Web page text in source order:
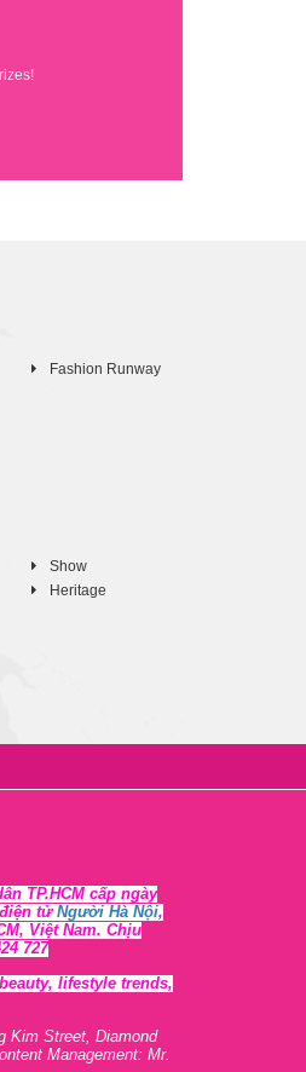
Fashion Runway
Show
Heritage
TP.HCM cấp ngày
tử Người Hà Nội,
Việt Nam. Chịu
727
lifestyle trends,
Kim Street, Diamond
Management: Mr.